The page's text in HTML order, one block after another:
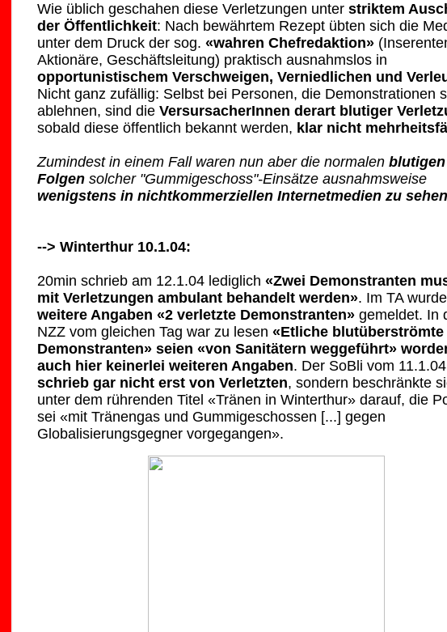
Wie üblich geschahen diese Verletzungen unter striktem
der Öffentlichkeit: Nach bewährtem Rezept übten sich die
unter dem Druck der sog. «wahren Chefredaktion»
Aktionäre, Geschäftsleitung) praktisch ausnahmslos in
opportunistischem Verschweigen, Verniedlichen und
Nicht ganz zufällig: Selbst bei Personen, die Demonstrationen
ablehnen, sind die VersursacherInnen derart blutiger
sobald diese öffentlich bekannt werden, klar nicht
Zumindest in einem Fall waren nun aber die normalen blutigen
Folgen solcher "Gummigeschoss"-Einsätze ausnahmsweise
wenigstens in nichtkommerziellen Internetmedien zu sehen
--> Winterthur 10.1.04:
20min schrieb am 12.1.04 lediglich «Zwei Demonstranten
mit Verletzungen ambulant behandelt werden». Im TA
weitere Angaben «2 verletzte Demonstranten»gemeldet. In
NZZ vom gleichen Tag war zu lesen «Etliche blutüberströmte
Demonstranten» seien «von Sanitätern weggeführt»
auch hier keinerlei weiteren Angaben. Der SoBli vom 11.1.04
schrieb gar nicht erst von Verletzten, sondern beschränkte
unter dem rührenden Titel «Tränen in Winterthur» darauf, die
sei «mit Tränengas und Gummigeschossen [...] gegen
Globalisierungsgegner vorgegangen».